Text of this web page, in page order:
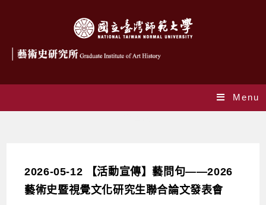
Menu
2026-05-12 【活動宣傳】藝問句——2026
藝術史暨視覺文化研究生聯合論文發表會